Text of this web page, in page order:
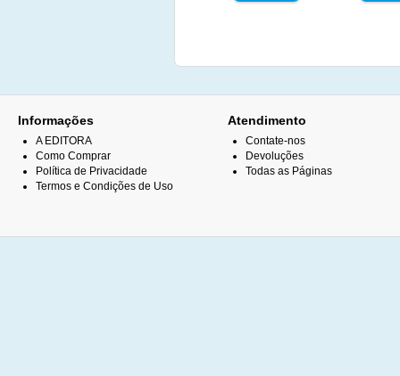
Informações
A EDITORA
Como Comprar
Política de Privacidade
Termos e Condições de Uso
Atendimento
Contate-nos
Devoluções
Todas as Páginas